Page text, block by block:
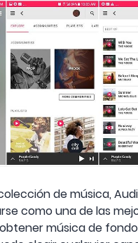
de música,
como una de las
música de